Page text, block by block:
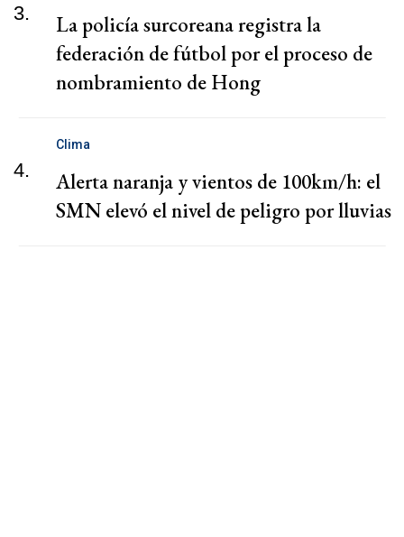
3.
La policía surcoreana registra la
federación de fútbol por el proceso de
nombramiento de Hong
4.
Clima
Alerta naranja y vientos de 100km/h: el
SMN elevó el nivel de peligro por lluvias